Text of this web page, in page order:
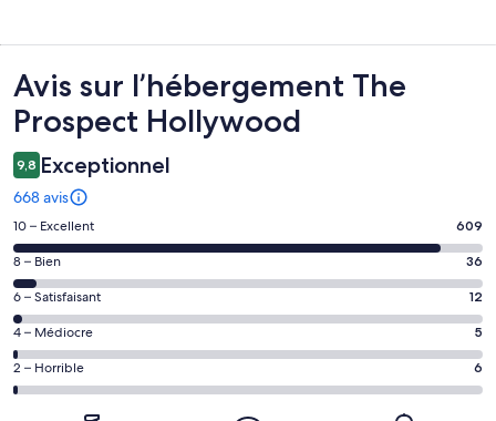
Avis
Avis sur l’hébergement The
Prospect Hollywood
9,8 Exceptionnel
668 avis
Note
des
voyageurs
de 10
(Excellent),
d’après 609 avis
sur 668.
10 – Excellent 609
Note
des
voyageurs
de 8
(Bien),
d’après 36 avis
8 – Bien 36
Note
des
voyageurs
de 6
(Satisfaisant),
d’après 12 avis
6 – Satisfaisant 12
Note
des
voyageurs
4 – Médiocre 5
Note
des
voyageurs
2 – Horrible 6